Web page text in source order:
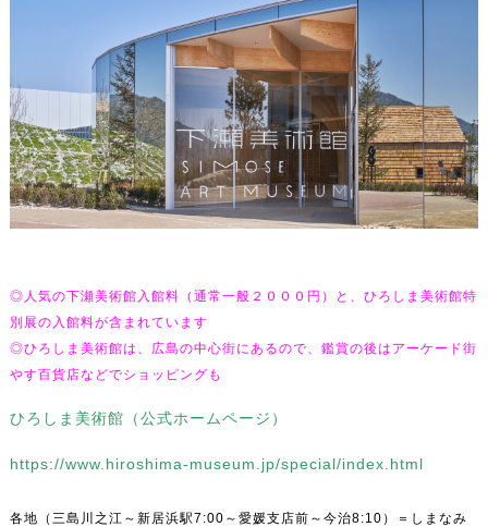
◎人気の下瀬美術館入館料（通常一般２０００円）と、ひろしま美術館特
別展の入館料が含まれています
◎ひろしま美術館は、広島の中心街にあるので、鑑賞の後はアーケード街
やす百貨店などでショッピングも
ひろしま美術館（公式ホームページ）
https://www.hiroshima-museum.jp/special/index.html
各地（三島川之江～新居浜駅7:00～愛媛支店前～今治8:10）＝しまなみ